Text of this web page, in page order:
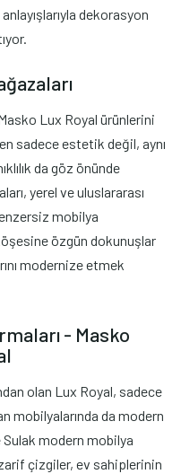
dekorasyon
Lux Royal ürünlerini
sadece estetik değil, aynı
da göz önünde
yerel ve uluslararası
mobilya
özgün dokunuşlar
modernize etmek
- Masko
olan Lux Royal, sadece
mobilyalarında da modern
modern mobilya
çizgiler, ev sahiplerinin